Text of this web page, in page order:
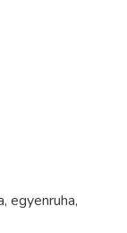
, egyenruha,